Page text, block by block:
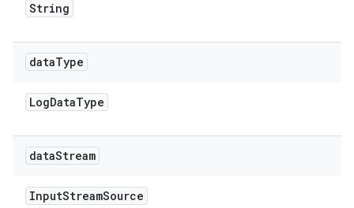
String
dataType
LogDataType
dataStream
InputStreamSource